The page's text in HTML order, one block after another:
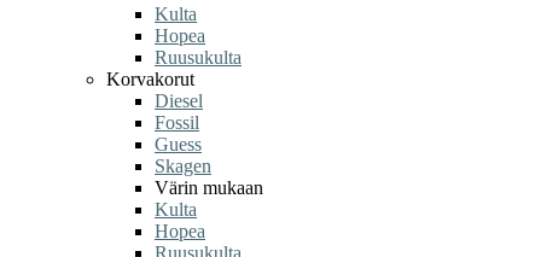
Kulta
Hopea
Ruusukulta
Korvakorut
Diesel
Fossil
Guess
Skagen
Värin mukaan
Kulta
Hopea
Ruusukulta